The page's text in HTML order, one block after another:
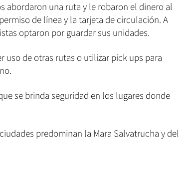
abordaron una ruta y le robaron el dinero al
de línea y la tarjeta de circulación. A
optaron por guardar sus unidades.
uso de otras rutas o utilizar pick ups para
se brinda seguridad en los lugares donde
predominan la Mara Salvatrucha y del